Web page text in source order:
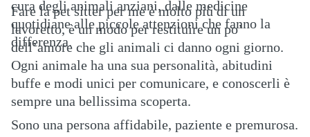
cura degli animali anziani, dalle medicine
quotidiane alle piccole attenzioni che fanno la
differenza.
Fare la pet sitter per me è molto più di un
lavoretto, è un modo per restituire un po’
dell’amore che gli animali ci danno ogni giorno.
Ogni animale ha una sua personalità, abitudini
buffe e modi unici per comunicare, e conoscerli è
sempre una bellissima scoperta.
Sono una persona affidabile, paziente e premurosa.